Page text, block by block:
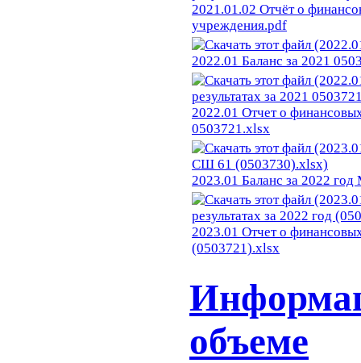
2021.01.02 Отчёт о
учреждения.pdf
2022.01 Баланс за 2021
2022.01 Отчет о
0503721.xlsx
2023.01 Баланс за 2022
2023.01 Отчет о
(0503721).xlsx
объеме